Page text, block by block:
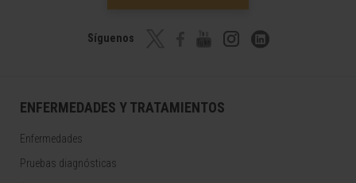
Síguenos
ENFERMEDADES Y TRATAMIENTOS
Enfermedades
Pruebas diagnósticas